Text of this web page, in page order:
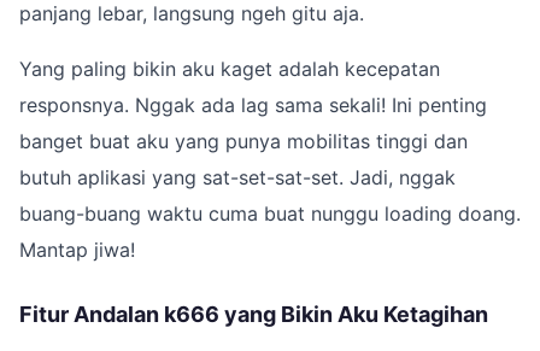
panjang lebar, langsung ngeh gitu aja.
Yang paling bikin aku kaget adalah kecepatan
responsnya. Nggak ada lag sama sekali! Ini penting
banget buat aku yang punya mobilitas tinggi dan
butuh aplikasi yang sat-set-sat-set. Jadi, nggak
buang-buang waktu cuma buat nunggu loading doang.
Mantap jiwa!
Fitur Andalan k666 yang Bikin Aku Ketagihan